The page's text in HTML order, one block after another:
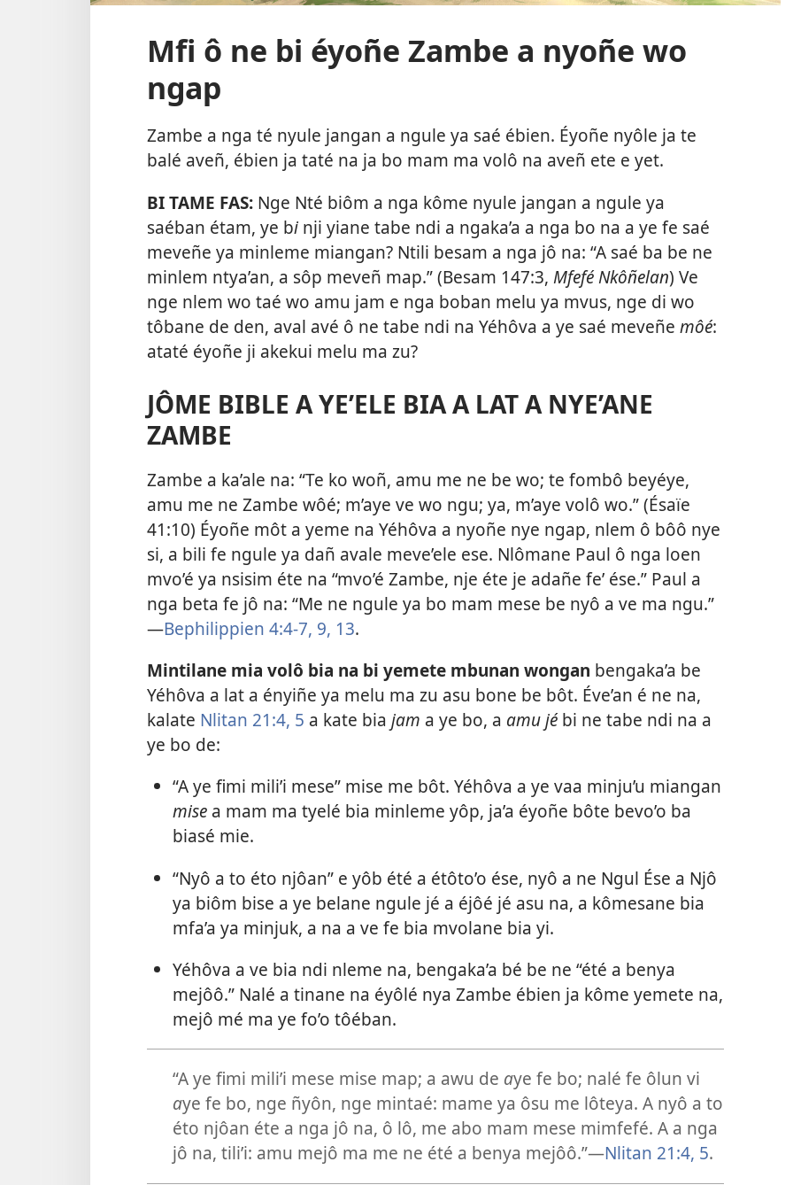
Mfi ô ne bi éyoñe Zambe a nyoñe wo
ngap
Zambe a nga té nyule jangan a ngule ya saé ébien. Éyoñe nyôle ja te
balé aveñ, ébien ja taté na ja bo mam ma volô na aveñ ete e yet.
BI TAME FAS: Nge Nté biôm a nga kôme nyule jangan a ngule ya
saéban étam, ye bi nji yiane tabe ndi a ngaka’a a nga bo na a ye fe saé
meveñe ya minleme miangan? Ntili besam a nga jô na: “A saé ba be ne
minlem ntya’an, a sôp meveñ map.” (Besam 147:3, Mfefé Nkôñelan) Ve
nge nlem wo taé wo amu jam e nga boban melu ya mvus, nge di wo
tôbane de den, aval avé ô ne tabe ndi na Yéhôva a ye saé meveñe môé:
ataté éyoñe ji akekui melu ma zu?
JÔME BIBLE A YE’ELE BIA A LAT A NYE’ANE
ZAMBE
Zambe a ka’ale na: “Te ko woñ, amu me ne be wo; te fombô beyéye,
amu me ne Zambe wôé; m’aye ve wo ngu; ya, m’aye volô wo.” (Ésaïe
41:10) Éyoñe môt a yeme na Yéhôva a nyoñe nye ngap, nlem ô bôô nye
si, a bili fe ngule ya dañ avale meve’ele ese. Nlômane Paul ô nga loen
mvo’é ya nsisim éte na “mvo’é Zambe, nje éte je adañe fe’ ése.” Paul a
nga beta fe jô na: “Me ne ngule ya bo mam mese be nyô a ve ma ngu.”​
—Bephilippien 4:4-7, 9, 13.
Mintilane mia volô bia na bi yemete mbunan wongan bengaka’a be
Yéhôva a lat a ényiñe ya melu ma zu asu bone be bôt. Éve’an é ne na,
kalate Nlitan 21:4, 5 a kate bia jam a ye bo, a amu jé bi ne tabe ndi na a
ye bo de:
“A ye fimi mili’i mese” mise me bôt. Yéhôva a ye vaa minju’u miangan
mise a mam ma tyelé bia minleme yôp, ja’a éyoñe bôte bevo’o ba
biasé mie.
“Nyô a to éto njôan” e yôb été a étôto’o ése, nyô a ne Ngul Ése a Njô
ya biôm bise a ye belane ngule jé a éjôé jé asu na, a kômesane bia
mfa’a ya minjuk, a na a ve fe bia mvolane bia yi.
Yéhôva a ve bia ndi nleme na, bengaka’a bé be ne “été a benya
mejôô.” Nalé a tinane na éyôlé nya Zambe ébien ja kôme yemete na,
mejô mé ma ye fo’o tôéban.
“A ye fimi mili’i mese mise map; a awu de aye fe bo; nalé fe ôlun vi
aye fe bo, nge ñyôn, nge mintaé: mame ya ôsu me lôteya. A nyô a to
éto njôan éte a nga jô na, ô lô, me abo mam mese mimfefé. A a nga
jô na, tili’i: amu mejô ma me ne été a benya mejôô.”​—Nlitan 21:4, 5.